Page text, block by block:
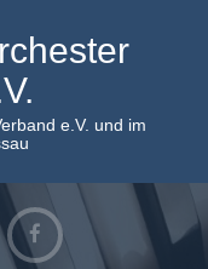
e.V. und im